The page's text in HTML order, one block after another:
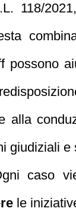
118/
alla
giudiziali
caso
le